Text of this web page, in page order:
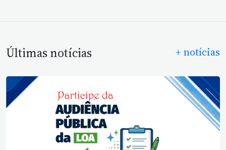
Últimas notícias + notícias